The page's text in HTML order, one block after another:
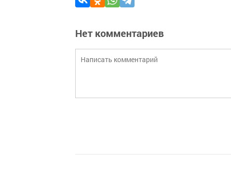
Нет комментариев